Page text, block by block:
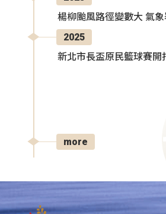
楊柳颱風路徑變數大 氣
2025
新北市長盃原民籃球賽開
more